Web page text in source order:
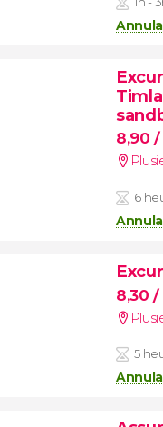
8,90/
6
8,30/
5